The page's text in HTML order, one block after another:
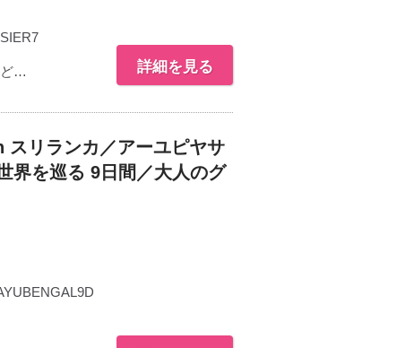
ど… 詳細を見る
リランカ／アーユピヤサ
界を巡る 9日間／大人のグ